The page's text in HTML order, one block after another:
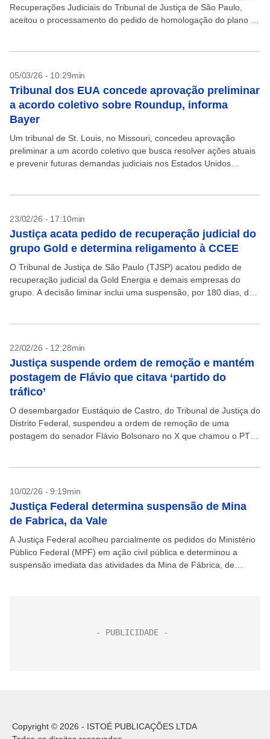
Recuperações Judiciais do Tribunal de Justiça de São Paulo,
aceitou o processamento do pedido de homologação do plano de
05/03/26 - 10:29min
Tribunal dos EUA concede aprovação preliminar
a acordo coletivo sobre Roundup, informa
Bayer
Um tribunal de St. Louis, no Missouri, concedeu aprovação
preliminar a um acordo coletivo que busca resolver ações atuais
e prevenir futuras demandas judiciais nos Estados Unidos
23/02/26 - 17:10min
Justiça acata pedido de recuperação judicial do
grupo Gold e determina religamento à CCEE
O Tribunal de Justiça de São Paulo (TJSP) acatou pedido de
recuperação judicial da Gold Energia e demais empresas do
grupo. A decisão liminar inclui uma suspensão, por 180 dias, das
22/02/26 - 12:28min
Justiça suspende ordem de remoção e mantém
postagem de Flávio que citava ‘partido do
tráfico’
O desembargador Eustáquio de Castro, do Tribunal de Justiça do
Distrito Federal, suspendeu a ordem de remoção de uma
postagem do senador Flávio Bolsonaro no X que chamou o PT
10/02/26 - 9:19min
Justiça Federal determina suspensão de Mina
de Fabrica, da Vale
A Justiça Federal acolheu parcialmente os pedidos do Ministério
Público Federal (MPF) em ação civil pública e determinou a
suspensão imediata das atividades da Mina de Fábrica, de
Copyright © 2026 - ISTOÉ PUBLICAÇÕES LTDA